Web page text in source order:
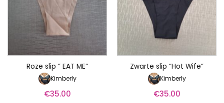
Roze slip ” EAT ME”
Kimberly
€35.00
Zwarte slip “Hot Wife”
Kimberly
€35.00